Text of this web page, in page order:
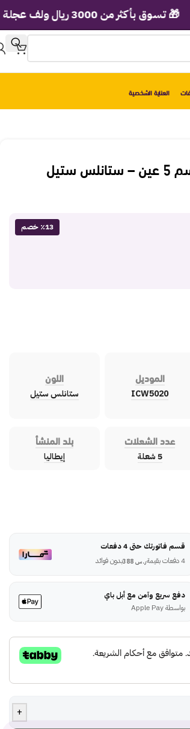
العناية الشخصية
مسطح كيتشن لاين غاز بلت ان 90 سم 5 عين – ستانلس ستيل
٪13 خصم
الموديل
ICW5020
اللون
ستانلس ستيل
عدد الشعلات
5 شعلة
بلد المنشأ
إيطاليا
قسم فاتورتك حتى 4 دفعات
4 دفعات بقيمة
ر.س 388 بدون فوائد
دفع سريع وآمن مع أبل باي
بواسطة Apple Pay
+
بأكثر من 3000 ريال ولف عجلة الهدايا الفورية!